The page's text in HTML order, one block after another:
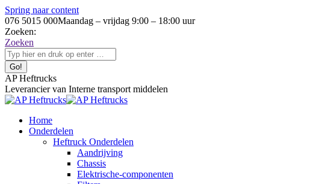
Spring naar content
076 5015 000Maandag – vrijdag 9:00 – 18:00 uur
Zoeken:
Zoeken
AP Heftrucks
Leverancier van Interne transport middelen
Home
Onderdelen
Heftruck Onderdelen
Aandrijving
Chassis
Elektrische-componenten